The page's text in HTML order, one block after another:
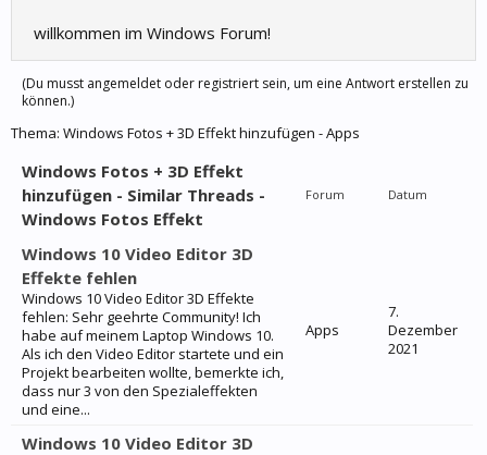
willkommen im Windows Forum!
(Du musst angemeldet oder registriert sein, um eine Antwort erstellen zu
können.)
Thema: Windows Fotos + 3D Effekt hinzufügen - Apps
Windows Fotos + 3D Effekt
hinzufügen - Similar Threads -
Windows Fotos Effekt
Forum Datum
Windows 10 Video Editor 3D
Effekte fehlen
Windows 10 Video Editor 3D Effekte
fehlen: Sehr geehrte Community! Ich
habe auf meinem Laptop Windows 10.
Als ich den Video Editor startete und ein
Projekt bearbeiten wollte, bemerkte ich,
dass nur 3 von den Spezialeffekten
und eine...
Apps
7.
Dezember
2021
Windows 10 Video Editor 3D